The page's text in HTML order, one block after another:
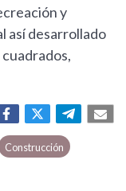
y
así desarrollado
Construcción